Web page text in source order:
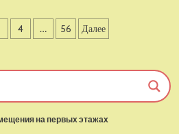
4 … 56 Далее
на первых этажах